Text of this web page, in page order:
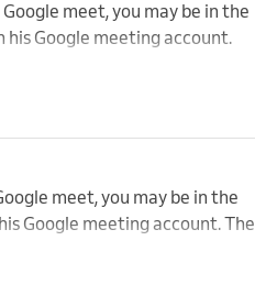
meet, you may be in the
Google meeting account.
meet, you may be in the
Google meeting account. The